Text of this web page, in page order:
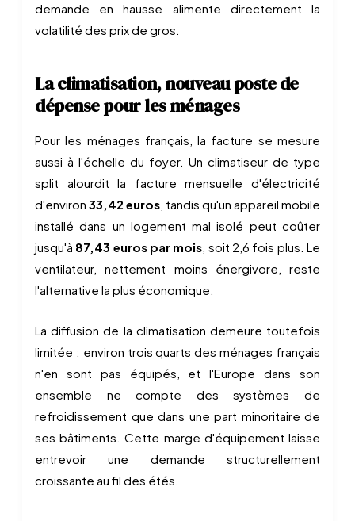
demande en hausse alimente directement la
volatilité des prix de gros.
La climatisation, nouveau poste de
dépense pour les ménages
Pour les ménages français, la facture se mesure
aussi à l'échelle du foyer. Un climatiseur de type
split alourdit la facture mensuelle d'électricité
d'environ 33,42 euros, tandis qu'un appareil mobile
installé dans un logement mal isolé peut coûter
jusqu'à 87,43 euros par mois, soit 2,6 fois plus. Le
ventilateur, nettement moins énergivore, reste
l'alternative la plus économique.
La diffusion de la climatisation demeure toutefois
limitée : environ trois quarts des ménages français
n'en sont pas équipés, et l'Europe dans son
ensemble ne compte des systèmes de
refroidissement que dans une part minoritaire de
ses bâtiments. Cette marge d'équipement laisse
entrevoir une demande structurellement
croissante au fil des étés.